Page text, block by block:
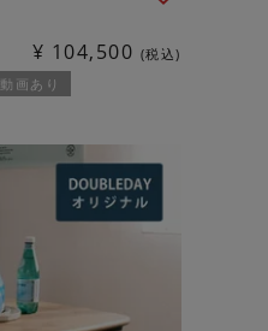
¥ 104,500
税込
動画あり